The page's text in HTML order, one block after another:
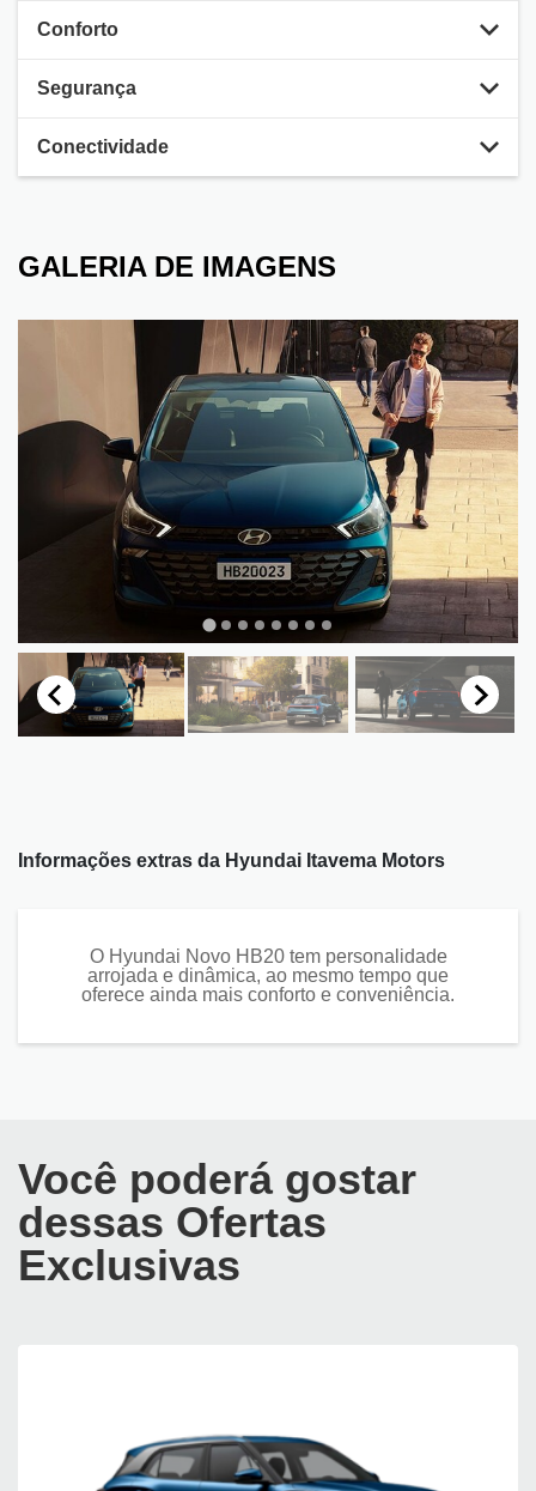
Conforto
Segurança
Conectividade
GALERIA DE IMAGENS
Informações extras da Hyundai Itavema Motors
O Hyundai Novo HB20 tem personalidade
arrojada e dinâmica, ao mesmo tempo que
oferece ainda mais conforto e conveniência.
Você poderá gostar
dessas Ofertas
Exclusivas